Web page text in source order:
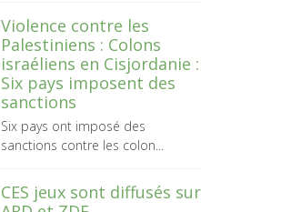
Violence contre les
Palestiniens : Colons
israéliens en Cisjordanie :
Six pays imposent des
sanctions
Six pays ont imposé des
sanctions contre les colon...
CES jeux sont diffusés sur